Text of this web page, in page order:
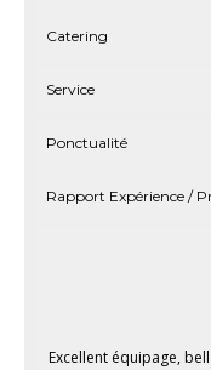
Catering
Service
Ponctualité
Rapport Expérience /
Excellent équipage,